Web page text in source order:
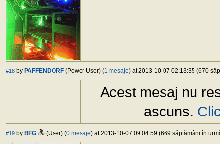
#18 by PAFFENDORF (Power User) (1 mesaje) at 2013-10-07 02:13:35 (670
Acest mesaj nu
ascuns.
#19 by BFG (User) (0 mesaje) at 2013-10-07 09:04:59 (669 săptămâni în